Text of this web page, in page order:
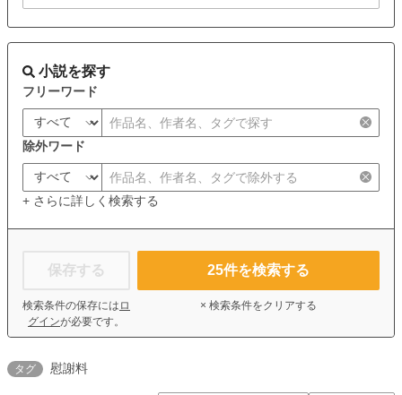
小説を探す
フリーワード
除外ワード
+ さらに詳しく検索する
保存する
検索条件の保存には ロ
グインが必要です。
25件を検索する
× 検索条件をクリアする
タグ 慰謝料